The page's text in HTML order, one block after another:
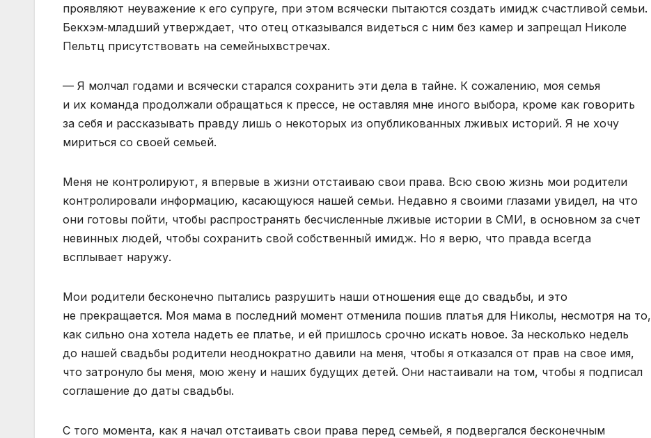
проявляют неуважение к его супруге, при этом всячески пытаются создать имидж счастливой семьи.
Бекхэм‑младший утверждает, что отец отказывался видеться с ним без камер и запрещал Николе
Пельтц присутствовать на семейныхвстречах.
— Я молчал годами и всячески старался сохранить эти дела в тайне. К сожалению, моя семья
и их команда продолжали обращаться к прессе, не оставляя мне иного выбора, кроме как говорить
за себя и рассказывать правду лишь о некоторых из опубликованных лживых историй. Я не хочу
мириться со своей семьей.
Меня не контролируют, я впервые в жизни отстаиваю свои права. Всю свою жизнь мои родители
контролировали информацию, касающуюся нашей семьи. Недавно я своими глазами увидел, на что
они готовы пойти, чтобы распространять бесчисленные лживые истории в СМИ, в основном за счет
невинных людей, чтобы сохранить свой собственный имидж. Но я верю, что правда всегда
всплывает наружу.
Мои родители бесконечно пытались разрушить наши отношения еще до свадьбы, и это
не прекращается. Моя мама в последний момент отменила пошив платья для Николы, несмотря на то,
как сильно она хотела надеть ее платье, и ей пришлось срочно искать новое. За несколько недель
до нашей свадьбы родители неоднократно давили на меня, чтобы я отказался от прав на свое имя,
что затронуло бы меня, мою жену и наших будущих детей. Они настаивали на том, чтобы я подписал
соглашение до даты свадьбы.
С того момента, как я начал отстаивать свои права перед семьей, я подвергался бесконечным